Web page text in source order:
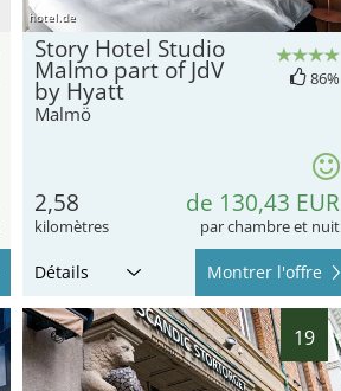
hotel.de
Story Hotel Studio
Malmo part of JdV
by Hyatt
Malmö
86%
2,58
kilomètres
de 130,43 EUR
par chambre et nuit
Détails Montrer l'offre
19